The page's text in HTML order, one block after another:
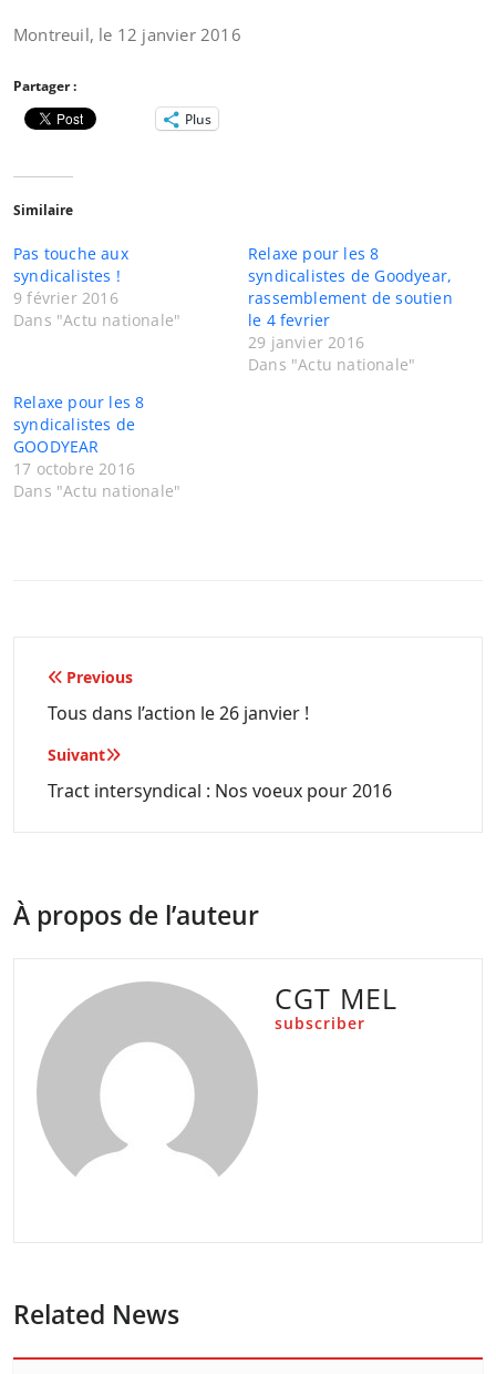
Montreuil, le 12 janvier 2016
Partager :
Plus
Similaire
Pas touche aux
syndicalistes !
9 février 2016
Dans "Actu nationale"
Relaxe pour les 8
syndicalistes de Goodyear,
rassemblement de soutien
le 4 fevrier
29 janvier 2016
Dans "Actu nationale"
Relaxe pour les 8
syndicalistes de
GOODYEAR
17 octobre 2016
Dans "Actu nationale"
Navigation
de
l’article
Previous
Tous dans l’action le 26 janvier !
Suivant
Tract intersyndical : Nos voeux pour 2016
À propos de l’auteur
CGT MEL
subscriber
Related News